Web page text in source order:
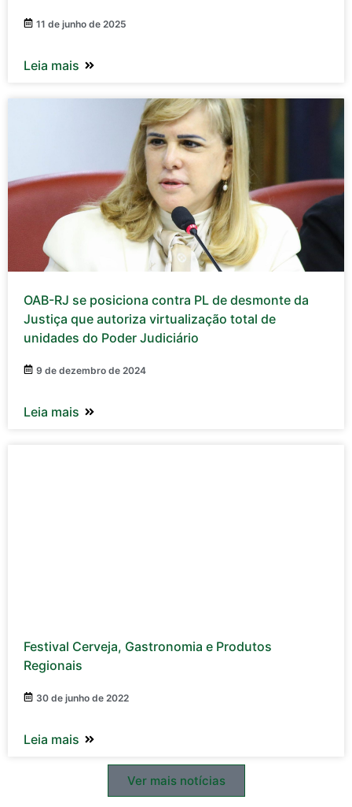
11 de junho de 2025
Leia mais
OAB-RJ se posiciona contra PL de desmonte da
Justiça que autoriza virtualização total de
unidades do Poder Judiciário
9 de dezembro de 2024
Leia mais
Festival Cerveja, Gastronomia e Produtos
Regionais
30 de junho de 2022
Leia mais
Ver mais notícias